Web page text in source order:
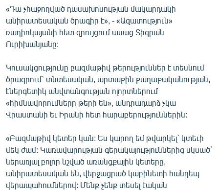
ՁԳՏԵԼՈՎ ԼԱՎԱԳՈՒՅՆԻՆ
ՓՈԴՔԱՍԹ
Հայերեն
English
Русский
ՀԵՏԵՎԵՔ ՄԵԶ
«Ազատության» բոլոր կայքերը
«Դա չհաջողված դասախոսության մակարդակի
անիրատեսական ծրագիր է», - «Ազատություն»
ռադիոկայանի հետ զրույցում ասաց Տիգրան
Ուրիխանյանը:
Կուսակցությունը բազմաթիվ թերություններ է տեսնում
ծրագրում` տնտեսական, արտաքին քաղաքականության,
էներգետիկ անվտանգության ոլորտներում
«հիմնավորումները թերի են», անդրադարձ չկա
Վրաստանի եւ Իրանի հետ հարաբերություններին:
«Բազմաթիվ կետեր կան: Ես կարող եմ թվարկել` կտեւի
մեկ ժամ: Կառավարության գերակայություններից սկսած`
ներառյալ բոլոր նշված առանցքային կետերը,
անիրատեսական են, վերջացրած կաբինետի հանդեպ
վերապահումներով: Մենք չենք տեսել էական